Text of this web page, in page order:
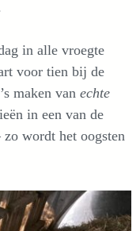
in alle vroegte
voor tien bij de
maken van echte
in een van de
zo wordt het oogsten